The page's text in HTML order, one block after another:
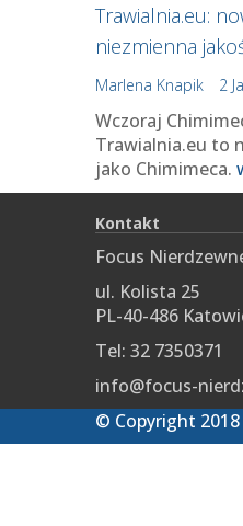
Trawialnia.eu:
niezmienna
Marlena Knapik 2
Wczoraj
Trawialnia.eu to
jako Chimimeca.
Kontakt
Focus
ul. Kolista 25
PL-40-486
Tel: 32 7350371
info@focus-
© Copyright